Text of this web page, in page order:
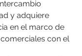
y adquiere
en el marco de
con el